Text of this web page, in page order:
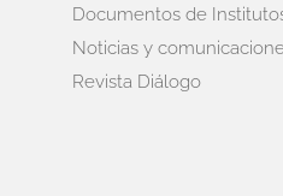
Documentos de
Noticias y
Revista Diálogo